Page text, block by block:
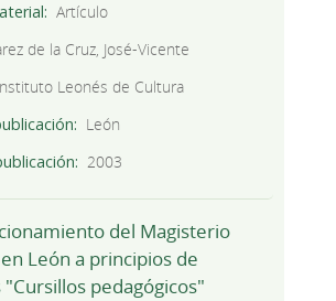
Artículo
de la Cruz, José-Vicente
Leonés de Cultura
León
2003
del Magisterio
León a principios de
"Cursillos pedagógicos"